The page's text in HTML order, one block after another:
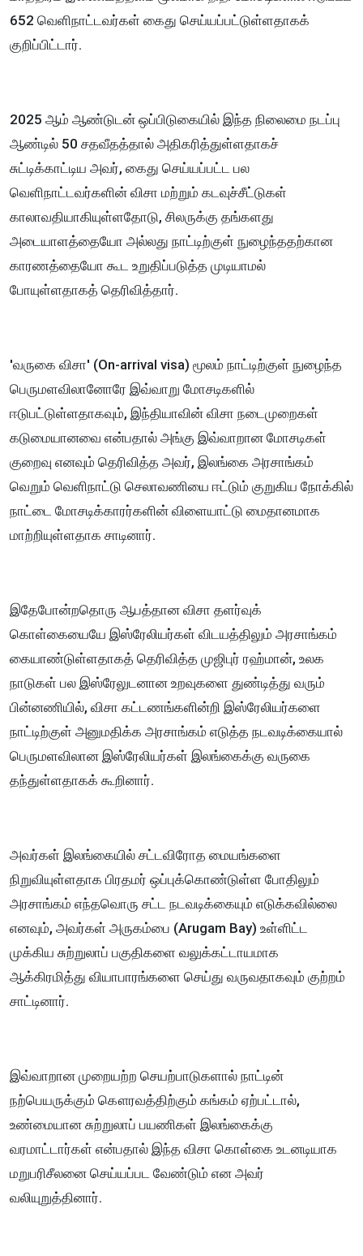
652 வெளிநாட்டவர்கள் கைது செய்யப்பட்டுள்ளதாகக்
குறிப்பிட்டார்.
2025 ஆம் ஆண்டுடன் ஒப்பிடுகையில் இந்த நிலைமை நடப்பு
ஆண்டில் 50 சதவீதத்தால் அதிகரித்துள்ளதாகச்
சுட்டிக்காட்டிய அவர், கைது செய்யப்பட்ட பல
வெளிநாட்டவர்களின் விசா மற்றும் கடவுச்சீட்டுகள்
காலாவதியாகியுள்ளதோடு, சிலருக்கு தங்களது
அடையாளத்தையோ அல்லது நாட்டிற்குள் நுழைந்ததற்கான
காரணத்தையோ கூட உறுதிப்படுத்த முடியாமல்
போயுள்ளதாகத் தெரிவித்தார்.
'வருகை விசா' (On-arrival visa) மூலம் நாட்டிற்குள் நுழைந்த
பெருமளவிலானோரே இவ்வாறு மோசடிகளில்
ஈடுபட்டுள்ளதாகவும், இந்தியாவின் விசா நடைமுறைகள்
கடுமையானவை என்பதால் அங்கு இவ்வாறான மோசடிகள்
குறைவு எனவும் தெரிவித்த அவர், இலங்கை அரசாங்கம்
வெறும் வெளிநாட்டு செலாவணியை ஈட்டும் குறுகிய நோக்கில்
நாட்டை மோசடிக்காரர்களின் விளையாட்டு மைதானமாக
மாற்றியுள்ளதாக சாடினார்.
இதேபோன்றதொரு ஆபத்தான விசா தளர்வுக்
கொள்கையையே இஸ்ரேலியர்கள் விடயத்திலும் அரசாங்கம்
கையாண்டுள்ளதாகத் தெரிவித்த முஜிபுர் ரஹ்மான், உலக
நாடுகள் பல இஸ்ரேலுடனான உறவுகளை துண்டித்து வரும்
பின்னணியில், விசா கட்டணங்களின்றி இஸ்ரேலியர்களை
நாட்டிற்குள் அனுமதிக்க அரசாங்கம் எடுத்த நடவடிக்கையால்
பெருமளவிலான இஸ்ரேலியர்கள் இலங்கைக்கு வருகை
தந்துள்ளதாகக் கூறினார்.
அவர்கள் இலங்கையில் சட்டவிரோத மையங்களை
நிறுவியுள்ளதாக பிரதமர் ஒப்புக்கொண்டுள்ள போதிலும்
அரசாங்கம் எந்தவொரு சட்ட நடவடிக்கையும் எடுக்கவில்லை
எனவும், அவர்கள் அருகம்பை (Arugam Bay) உள்ளிட்ட
முக்கிய சுற்றுலாப் பகுதிகளை வலுக்கட்டாயமாக
ஆக்கிரமித்து வியாபாரங்களை செய்து வருவதாகவும் குற்றம்
சாட்டினார்.
இவ்வாறான முறையற்ற செயற்பாடுகளால் நாட்டின்
நற்பெயருக்கும் கௌரவத்திற்கும் கங்கம் ஏற்பட்டால்,
உண்மையான சுற்றுலாப் பயணிகள் இலங்கைக்கு
வரமாட்டார்கள் என்பதால் இந்த விசா கொள்கை உடனடியாக
மறுபரிசீலனை செய்யப்பட வேண்டும் என அவர்
வலியுறுத்தினார்.